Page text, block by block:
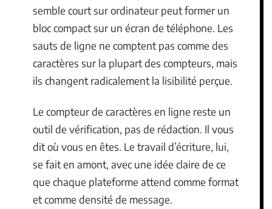
semble court sur ordinateur peut former un
bloc compact sur un écran de téléphone. Les
sauts de ligne ne comptent pas comme des
caractères sur la plupart des compteurs, mais
ils changent radicalement la lisibilité perçue.
Le compteur de caractères en ligne reste un
outil de vérification, pas de rédaction. Il vous
dit où vous en êtes. Le travail d’écriture, lui,
se fait en amont, avec une idée claire de ce
que chaque plateforme attend comme format
et comme densité de message.